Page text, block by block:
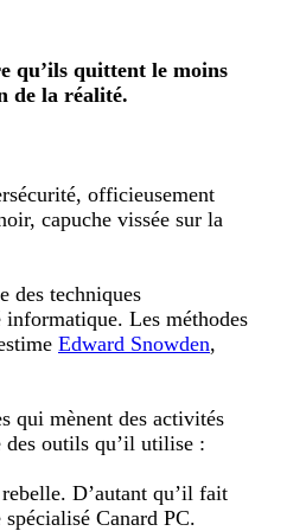
qu’ils quittent le moins
de la réalité.
officieusement
capuche vissée sur la
des techniques
informatique. Les méthodes
Edward Snowden,
qui mènent des activités
des outils qu’il utilise :
D’autant qu’il fait
Canard PC.